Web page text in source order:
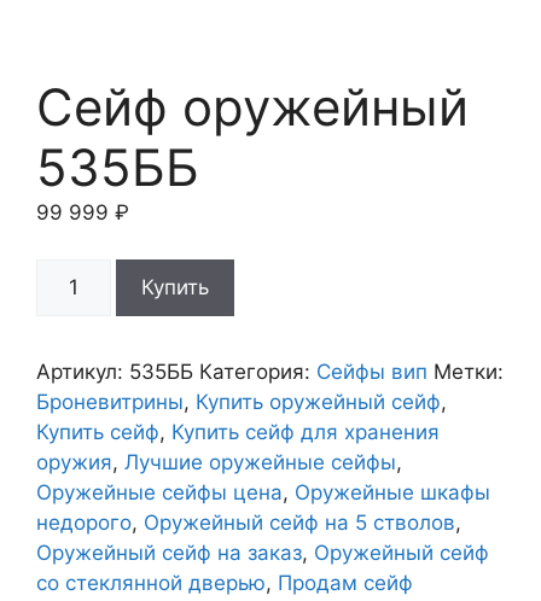
Сейф оружейный
535ББ
99 999 ₽
товара
оружейный
535ББ
Купить
Артикул: 535ББ Категория: Сейфы вип Метки:
Броневитрины, Купить оружейный сейф,
Купить сейф, Купить сейф для хранения
оружия, Лучшие оружейные сейфы,
Оружейные сейфы цена, Оружейные шкафы
недорого, Оружейный сейф на 5 стволов,
Оружейный сейф на заказ, Оружейный сейф
со стеклянной дверью, Продам сейф